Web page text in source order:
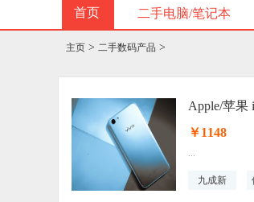
首页 二手电脑/笔记本
主页 > 二手数码产品 >
Apple/苹果
￥1148
...
九成新